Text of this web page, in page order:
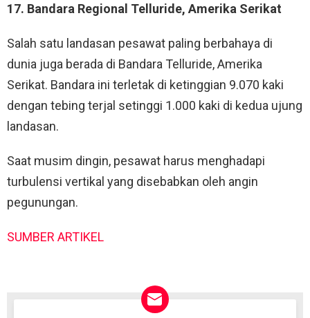
17. Bandara Regional Telluride, Amerika Serikat
Salah satu landasan pesawat paling berbahaya di
dunia juga berada di Bandara Telluride, Amerika
Serikat. Bandara ini terletak di ketinggian 9.070 kaki
dengan tebing terjal setinggi 1.000 kaki di kedua ujung
landasan.
Saat musim dingin, pesawat harus menghadapi
turbulensi vertikal yang disebabkan oleh angin
pegunungan.
SUMBER ARTIKEL